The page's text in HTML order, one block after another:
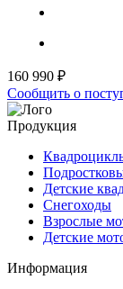
160 990 ₽
Сообщить о
Продукция
Детские
Снегоходы
Взрослые
Детские
Информация